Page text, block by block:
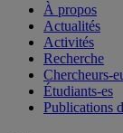
À propos
Actualités
Activités
Recherche
Chercheurs-
Étudiants-es
Publications